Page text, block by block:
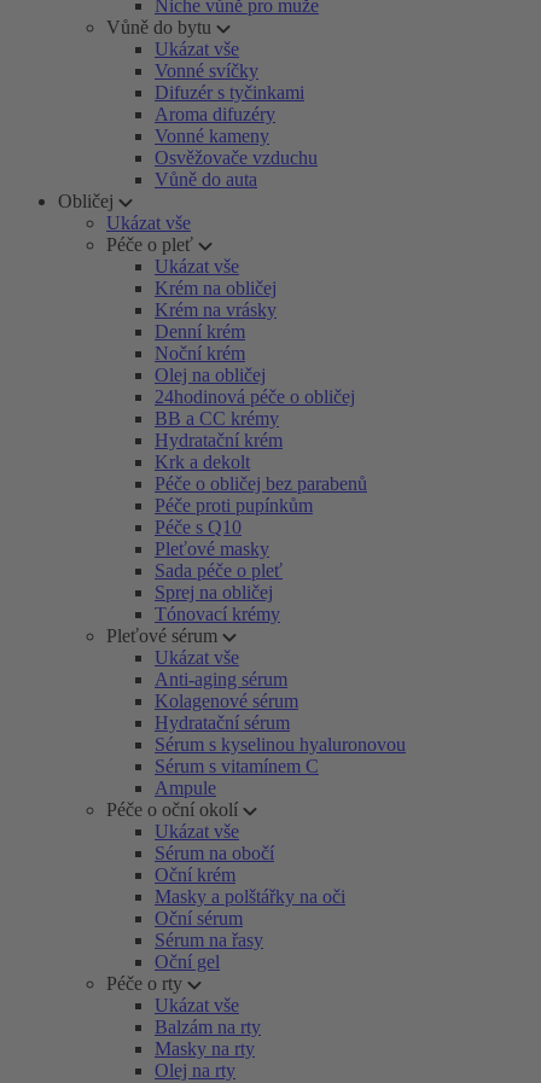
Niche vůně pro muže
Vůně do bytu
Ukázat vše
Vonné svíčky
Difuzér s tyčinkami
Aroma difuzéry
Vonné kameny
Osvěžovače vzduchu
Vůně do auta
Obličej
Ukázat vše
Péče o pleť
Ukázat vše
Krém na obličej
Krém na vrásky
Denní krém
Noční krém
Olej na obličej
24hodinová péče o obličej
BB a CC krémy
Hydratační krém
Krk a dekolt
Péče o obličej bez parabenů
Péče proti pupínkům
Péče s Q10
Pleťové masky
Sada péče o pleť
Sprej na obličej
Tónovací krémy
Pleťové sérum
Ukázat vše
Anti-aging sérum
Kolagenové sérum
Hydratační sérum
Sérum s kyselinou hyaluronovou
Sérum s vitamínem C
Ampule
Péče o oční okolí
Ukázat vše
Sérum na obočí
Oční krém
Masky a polštářky na oči
Oční sérum
Sérum na řasy
Oční gel
Péče o rty
Ukázat vše
Balzám na rty
Masky na rty
Olej na rty